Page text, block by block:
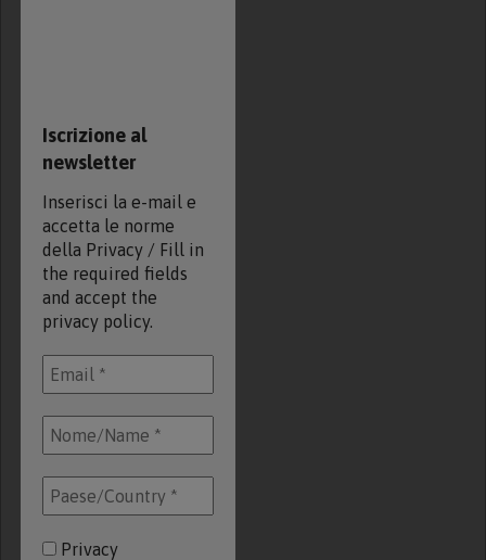
Iscrizione al
newsletter
Inserisci la e-mail e
accetta le norme
della Privacy / Fill in
the required fields
and accept the
privacy policy.
Privacy